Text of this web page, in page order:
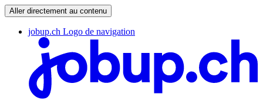
Aller directement au contenu
jobup.ch Logo de navigation